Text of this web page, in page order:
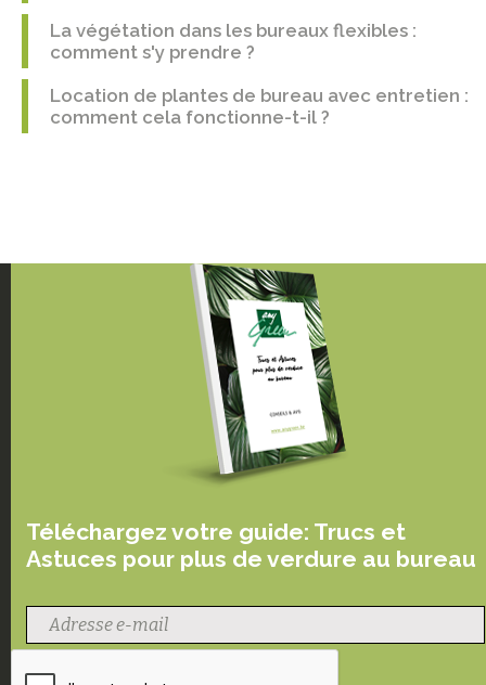
La végétation dans les bureaux flexibles :
comment s'y prendre ?
Location de plantes de bureau avec entretien :
comment cela fonctionne-t-il ?
Téléchargez votre guide: Trucs et
Astuces pour plus de verdure au bureau